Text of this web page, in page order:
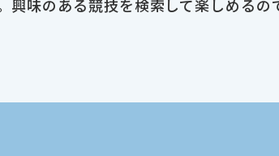
味のある競技を検索して楽しめるの